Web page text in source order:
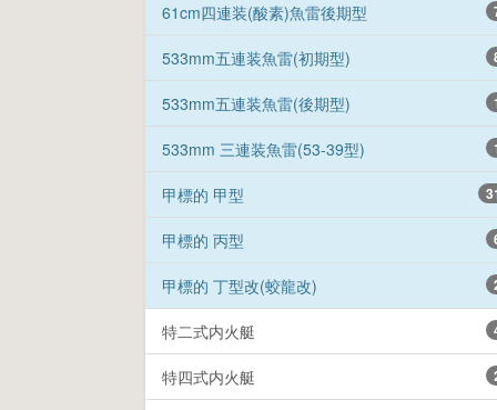
61cm四連装(酸素)魚雷後期型
533mm五連装魚雷(初期型)
533mm五連装魚雷(後期型)
533mm 三連装魚雷(53-39型)
甲標的 甲型
甲標的 丙型
甲標的 丁型改(蛟龍改)
特二式内火艇
特四式内火艇